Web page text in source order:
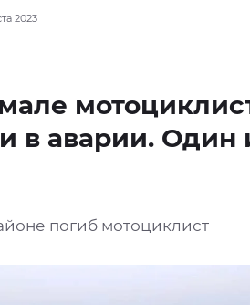
2023
в аварии. Один
погиб мотоциклист